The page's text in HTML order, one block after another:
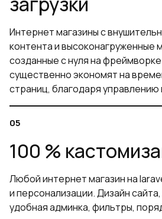
Интернет магазины с
контента и высоконагруженные
созданные с нуля на
существенно экономят на
страниц, благодаря
100 %
Любой интернет магазин на
и персонализации. Дизайн
удобная админка, фильтры,